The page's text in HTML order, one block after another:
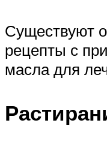
Существуют
рецепты с
масла для